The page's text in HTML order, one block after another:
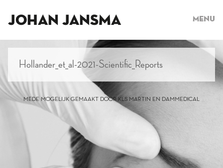
JOHAN JANSMA Menu
Hollander_et_al-2021-Scientific_Reports
MEDE MOGELIJK GEMAAKT DOOR KLS MARTIN EN DAMMEDICAL